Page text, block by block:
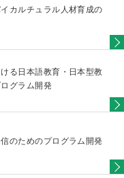
カルチュラル人材育成の
る日本語教育・日本型教
グラム開発
のためのプログラム開発